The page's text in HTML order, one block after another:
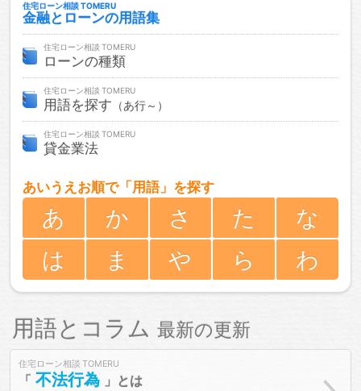
住宅ローン相談
金融とローンの用語集
住宅ローン相談
ローンの種類
住宅ローン相談
用語を探す （あ行～）
住宅ローン相談
貸金業法
あいうえお順で「用語」を探す
あ か さ た
な
は
ま や ら わ
用語とコラム 最新の更新
住宅ローン相談
不法行為